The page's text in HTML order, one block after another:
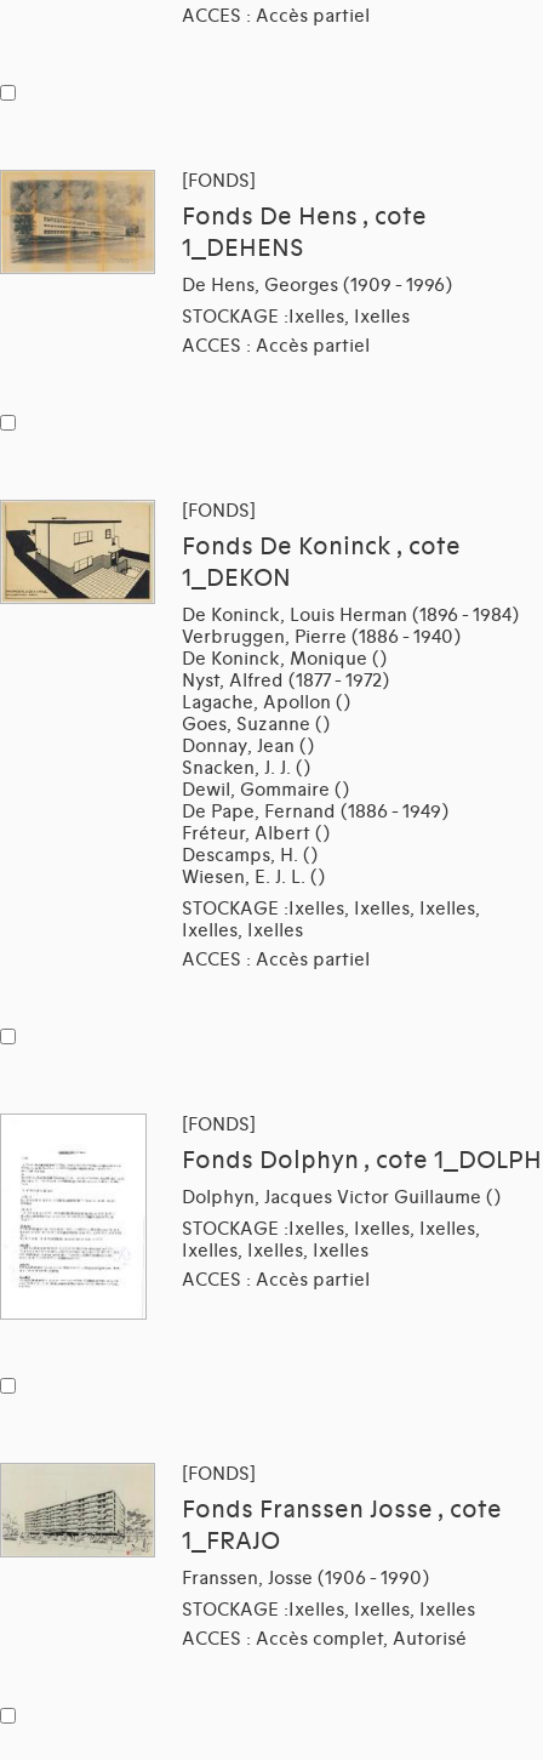
ACCES : Accès partiel
[FONDS]
Fonds De Hens , cote
1_DEHENS
De Hens, Georges (1909 - 1996)
STOCKAGE :Ixelles, Ixelles
ACCES : Accès partiel
[FONDS]
Fonds De Koninck , cote
1_DEKON
De Koninck, Louis Herman (1896 - 1984)
Verbruggen, Pierre (1886 - 1940)
De Koninck, Monique ()
Nyst, Alfred (1877 - 1972)
Lagache, Apollon ()
Goes, Suzanne ()
Donnay, Jean ()
Snacken, J. J. ()
Dewil, Gommaire ()
De Pape, Fernand (1886 - 1949)
Fréteur, Albert ()
Descamps, H. ()
Wiesen, E. J. L. ()
STOCKAGE :Ixelles, Ixelles, Ixelles,
Ixelles, Ixelles
ACCES : Accès partiel
[FONDS]
Fonds Dolphyn , cote 1_DOLPH
Dolphyn, Jacques Victor Guillaume ()
STOCKAGE :Ixelles, Ixelles, Ixelles,
Ixelles, Ixelles, Ixelles
ACCES : Accès partiel
[FONDS]
Fonds Franssen Josse , cote
1_FRAJO
Franssen, Josse (1906 - 1990)
STOCKAGE :Ixelles, Ixelles, Ixelles
ACCES : Accès complet, Autorisé